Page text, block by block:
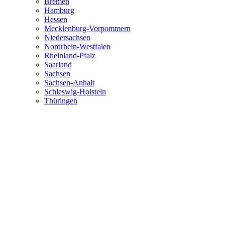
Hamburg
Hessen
Mecklenburg-Vorpommern
Niedersachsen
Nordrhein-Westfalen
Rheinland-Pfalz
Saarland
Sachsen
Sachsen-Anhalt
Schleswig-Holstein
Thüringen